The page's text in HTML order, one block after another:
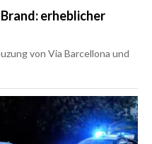
erheblicher
von Via Barcellona und